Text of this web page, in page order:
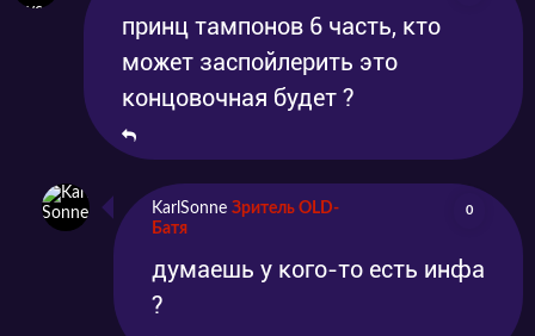
принц тампонов 6 часть, кто
может заспойлерить это
концовочная будет ?
KarlSonne Зритель OLD-
Батя
0
думаешь у кого-то есть инфа
?